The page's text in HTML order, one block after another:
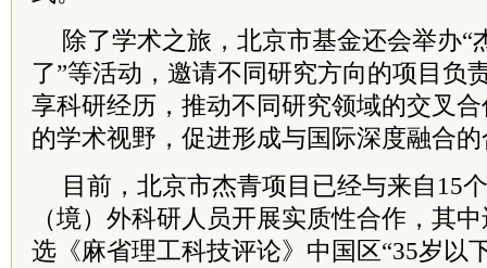
除了学术之旅，北京市基金还会举办“
了”等活动，邀请不同研究方向的项目负
享科研经历，推动不同研究领域的交叉
的学术视野，促进形成与国际深度融合
目前，北京市杰青项目已经与来自15
（境）外科研人员开展实质性合作，其
选《麻省理工科技评论》中国区“35岁以